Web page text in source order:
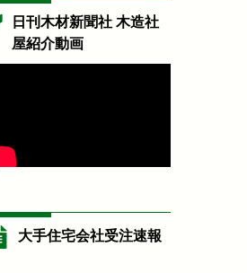
日刊木材新聞社 木造社
屋紹介動画
大手住宅会社受注速報